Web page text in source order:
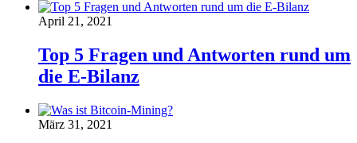
April 21, 2021
Top 5 Fragen und Antworten rund um
die E-Bilanz
März 31, 2021